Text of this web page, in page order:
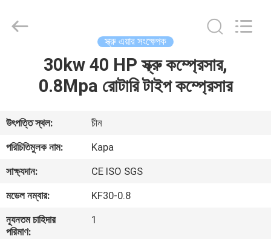
ভিডিও
আমাদের
সম্পর্কে
Gas
Technology
স্ক্রু এয়ার সংক্ষেপক
30kw 40 HP স্ক্রু কম্প্রেসার,
0.8Mpa রোটারি টাইপ কম্প্রেসার
উৎপত্তি স্থল:
চীন
পরিচিতিমুলক নাম:
Kapa
সাক্ষ্যদান:
CE ISO SGS
মডেল নম্বার:
KF30-0.8
ন্যূনতম চাহিদার
পরিমাণ:
1